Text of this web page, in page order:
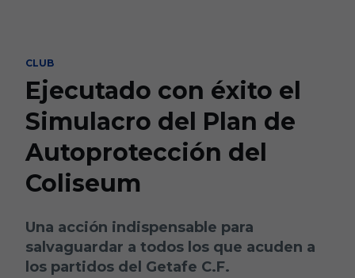
CLUB
Ejecutado con éxito el
Simulacro del Plan de
Autoprotección del
Coliseum
Una acción indispensable para
salvaguardar a todos los que acuden a
los partidos del Getafe C.F.